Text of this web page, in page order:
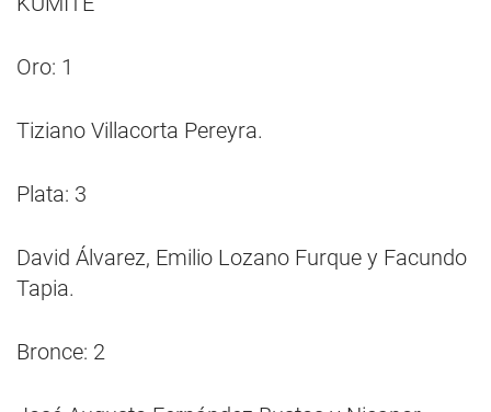
Oro: 1
Tiziano Villacorta Pereyra.
Plata: 3
David Álvarez, Emilio Lozano Furque y Facundo
Tapia.
Bronce: 2